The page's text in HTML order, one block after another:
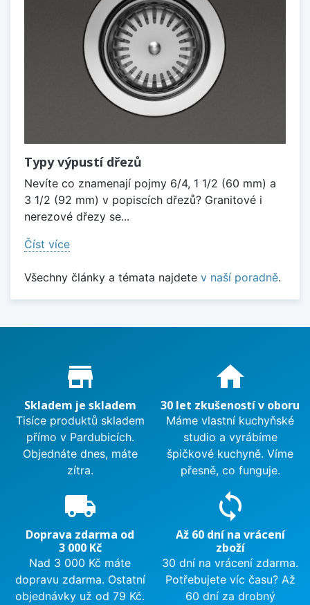
Typy výpustí dřezů
Nevíte co znamenají pojmy 6/4, 1 1/2 (60 mm) a
3 1/2 (92 mm) v popiscích dřezů? Granitové i
nerezové dřezy se...
Číst více
Všechny články a témata najdete v naší poradně.
Proč nakupovat u nás?
store_mall_directory
Skladem je skladem
Tisíce produktů skladem
přímo v Pardubicích.
Objednáte dnes, máte
zítra.
home
30 let zkušeností v oboru
Máme vlastní kuchyňské
studio a vyrábíme
špičkové kuchyně. Víme
přesně, co funguje.
local_shipping
Doprava zdarma od
3 000 Kč
Nad 3 000 Kč máte
dopravu zdarma. Ostatní
objednávky už od 79 Kč.
sync
Až 60 dní na vrácení
zboží
30 dní na vrácení zdarma.
Potřebujete víc času? Až
60 dní za drobný